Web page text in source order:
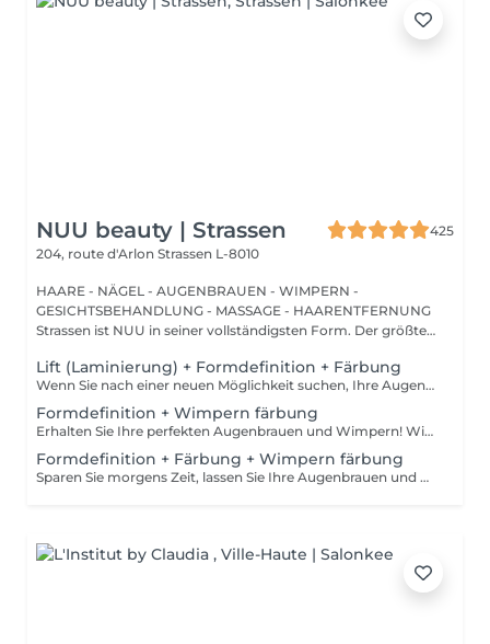
NUU beauty | Strassen
425
204, route d'Arlon Strassen L-8010
HAARE - NÄGEL - AUGENBRAUEN - WIMPERN -
GESICHTSBEHANDLUNG - MASSAGE - HAARENTFERNUNG
Strassen ist NUU in seiner vollständigsten Form. Der größte
Lift (Laminierung) + Formdefinition + Färbung
Wenn Sie nach einer neuen Möglichkeit suchen, Ihre Augenbrauen zu verbessern, brauchen Sie nicht weiter zu suchen als die Augenbrauenlifting-Behandlung! Während des Prozesses bedeckt die Spezialistin die Haare mit speziellen Zusammensetzungen für langanhaltendes Styling und Fixierung. Die Augenbrauenlaminierung geht mit einer Färbung einher. Das Ergebnis sind helle, ordentliche und gepflegte Augenbrauen, und die gewünschte Form bleibt lange Zeit unverändert. Wie wird das Augenbrauenlifting durchgeführt? - Beratung (um die perfekte Form und Farbe zu besprechen) - Vorbereitung (Augenbrauen werden gewaschen und markiert) - Augenbrauenstyling wird aufgetragen - Augenbrauenfixierung wird aufgetragen - zupfen (Überschüssige Haare werden mit einer Pinzette entfernt) - färben (Farbe oder Henna wird aufgetragen) - Produkte werden von den Augenbrauen entfernt - Antiseptikum und Creme werden aufgetragen - Augenbrauen werden in die gewünschte Position gebürstet Altersbeschränkungen: empfohlenes Mindestalter ab 16 Jahren. Empfehlungen nach dem Eingriff: die Augenbrauen 24 Stunden lang nicht waschen, keine Sauna besuchen und kein Make-up auftragen. Frequenz: einmal in 6-8 Wochen.
Formdefinition + Wimpern färbung
Erhalten Sie Ihre perfekten Augenbrauen und Wimpern! Wie wird die Form Definierung + Wimpern färben durchgeführt? - Beratung (um die perfekte Form und Farbe zu besprechen) - Vorbereitung (Augenbrauen werden gewaschen und markiert) - wachsen (Überschüssige Haare werden mit Wachs entfernt) - zupfen (Überschüssige Haare werden mit einer Pinzette entfernt) - Antiseptikum und Creme werden aufgetragen - Wimpern werden gewaschen - Augencreme wird aufgetragen - Klebeband und die Patches werden aufgetragen - färben - Klebeband und die Patches werden entfernt Altersbeschränkungen: empfohlenes Mindestalter ab 12 Jahren. Empfehlungen nach dem Eingriff: in den ersten 4 Stunden nach dem Eingriff keine Makeup-Produkte auf die Haut in der Nähe der Augenbrauen auftragen. Die Wimpern 24 Stunden nach dem Eingriff nicht nass machen. Frequenz: einmal in 3-4 Wochen.
Formdefinition + Färbung + Wimpern färbung
Sparen Sie morgens Zeit, lassen Sie Ihre Augenbrauen und Wimpern machen! Wie wird die Formgebung, das Färben Augenbrauen und Wimpern durchgeführt? - Beratung (um die perfekte Form und Farbe zu besprechen) - Vorbereitung (Augenbrauen werden gewaschen und markiert) - wachsen (Überschüssige Haare werden mit Wachs entfernt) - zupfen (Überschüssige Haare werden mit einer Pinzette entfernt) - färben (Farbe oder Henna wird aufgetragen) - Überschüssige Farbe wird entfernt - Antiseptikum und Creme werden aufgetragen - Wimpern werden gewaschen - Augencreme wird aufgetragen - Klebeband und die Patches werden aufgetragen - färben - Klebeband und die Patches werden entfernt Altersbeschränkungen: empfohlenes Mindestalter ab 14 Jahren. Empfehlungen nach dem Eingriff: die Augenbrauen und Wimpern vor 24 Stunden nicht nass machen und kein Make-up auftragen. Frequenz: einmal in 3-4 Wochen.